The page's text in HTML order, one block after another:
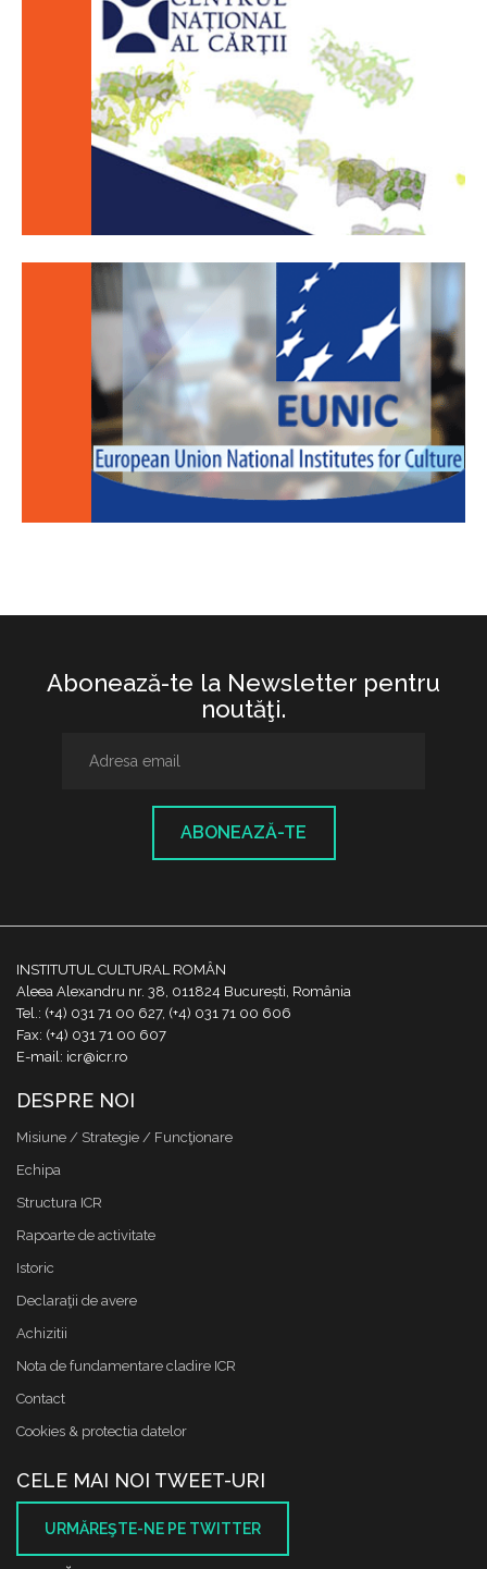
Abonează-te la Newsletter pentru
noutăţi.
ABONEAZĂ-TE
INSTITUTUL CULTURAL ROMÂN
Aleea Alexandru nr. 38, 011824 București, România
Tel.: (+4) 031 71 00 627, (+4) 031 71 00 606
Fax: (+4) 031 71 00 607
E-mail: icr@icr.ro
DESPRE NOI
Misiune / Strategie / Funcţionare
Echipa
Structura ICR
Rapoarte de activitate
Istoric
Declaraţii de avere
Achizitii
Nota de fundamentare cladire ICR
Contact
Cookies & protectia datelor
CELE MAI NOI TWEET-URI
URMĂREŞTE-NE PE TWITTER